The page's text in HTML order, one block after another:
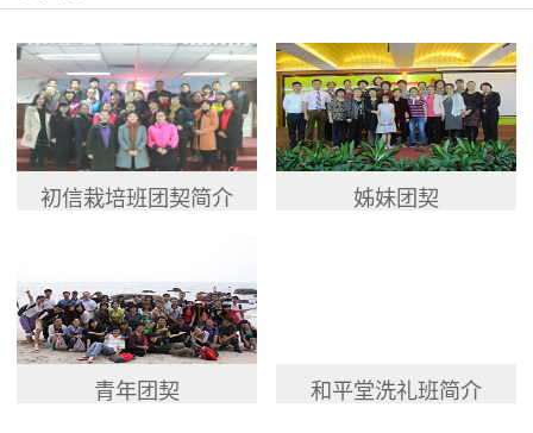
初信栽培班团契简介 姊妹团契
青年团契 和平堂洗礼班简介